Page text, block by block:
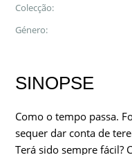
Colecção:
Género:
SINOPSE
Como o tempo passa.
sequer dar conta de
Terá sido sempre fácil?